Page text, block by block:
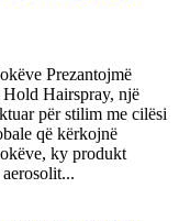
Prezantojmë
Hairspray‌, një
për stilim me cilësi
që kërkojnë
ky produkt